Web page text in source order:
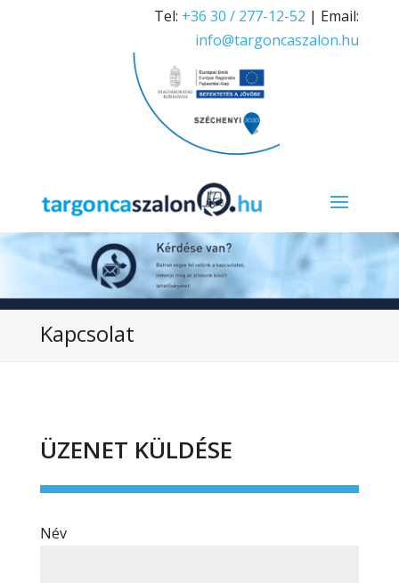
Tel: +36 30 / 277-12-52 | Email:
info@targoncaszalon.hu
Kapcsolat
ÜZENET KÜLDÉSE
Név